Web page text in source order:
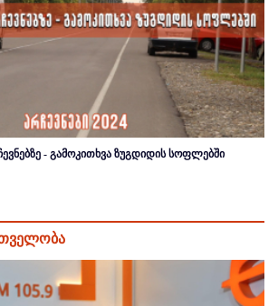
- გამოკითხვა ზუგდიდის სოფლებში